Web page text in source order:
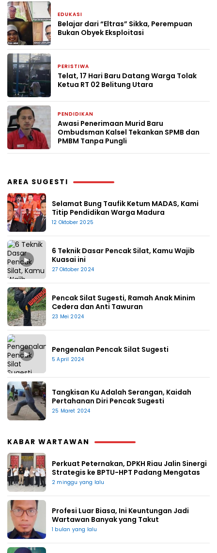
EDUKASI
Belajar dari “Eltras” Sikka, Perempuan
Bukan Obyek Eksploitasi
PERISTIWA
Telat, 17 Hari Baru Datang Warga Tolak
Ketua RT 02 Belitung Utara
PENDIDIKAN
Awasi Penerimaan Murid Baru
Ombudsman Kalsel Tekankan SPMB dan
PMBM Tanpa Pungli
AREA SUGESTI
Selamat Bung Taufik Ketum MADAS, Kami
Titip Pendidikan Warga Madura
12 Oktober 2025
▶
6 Teknik Dasar Pencak Silat, Kamu Wajib
Kuasai ini
27 Oktober 2024
Pencak Silat Sugesti, Ramah Anak Minim
Cedera dan Anti Tawuran
23 Mei 2024
▶ Pengenalan Pencak Silat Sugesti
5 April 2024
Tangkisan Ku Adalah Serangan, Kaidah
Pertahanan Diri Pencak Sugesti
25 Maret 2024
KABAR WARTAWAN
Perkuat Peternakan, DPKH Riau Jalin Sinergi
Strategis ke BPTU-HPT Padang Mengatas
2 minggu yang lalu
Profesi Luar Biasa, Ini Keuntungan Jadi
Wartawan Banyak yang Takut
1 bulan yang lalu